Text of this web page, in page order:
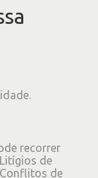
.
recorrer
de
de